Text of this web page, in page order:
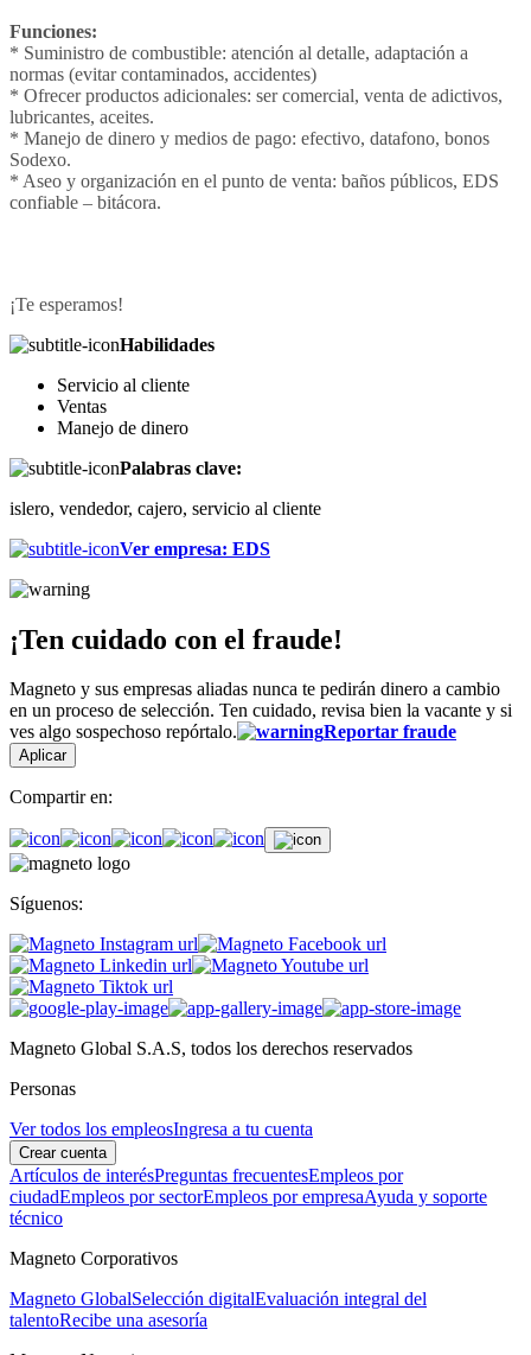
Funciones:
* Suministro de combustible: atención al detalle, adaptación a
normas (evitar contaminados, accidentes)
* Ofrecer productos adicionales: ser comercial, venta de adictivos,
lubricantes, aceites.
* Manejo de dinero y medios de pago: efectivo, datafono, bonos
Sodexo.
* Aseo y organización en el punto de venta: baños públicos, EDS
confiable – bitácora.
¡Te esperamos!
Habilidades
Servicio al cliente
Ventas
Manejo de dinero
Palabras clave:
islero, vendedor, cajero, servicio al cliente
Ver empresa: EDS
¡Ten cuidado con el fraude!
Magneto y sus empresas aliadas nunca te pedirán dinero a cambio
en un proceso de selección. Ten cuidado, revisa bien la vacante y si
ves algo sospechoso repórtalo.
Reportar fraude
Aplicar
Compartir en:
Síguenos:
Magneto Global S.A.S, todos los derechos reservados
Personas
Ver todos los empleosIngresa a tu cuenta
Crear cuenta
Artículos de interésPreguntas frecuentesEmpleos por
ciudadEmpleos por sectorEmpleos por empresaAyuda y soporte
técnico
Magneto Corporativos
Magneto GlobalSelección digitalEvaluación integral del
talentoRecibe una asesoría